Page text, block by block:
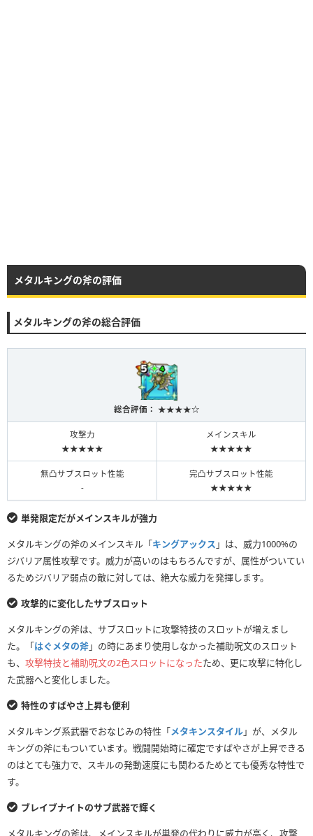
メタルキングの斧の評価
メタルキングの斧の総合評価
総合評価： ★★★★☆
攻撃力
★★★★★
メインスキル
★★★★★
無凸サブスロット性能
-
完凸サブスロット性能
★★★★★
単発限定だがメインスキルが強力
メタルキングの斧のメインスキル「キングアックス 」は、威力1000%の
ジバリア属性攻撃です。威力が高いのはもちろんですが、属性がついてい
るためジバリア弱点の敵に対しては、絶大な威力を発揮します。
攻撃的に変化したサブスロット
メタルキングの斧は、サブスロットに攻撃特技のスロットが増えまし
た。「はぐメタの斧」の時にあまり使用しなかった補助呪文のスロット
も、 攻撃特技と補助呪文の2色スロットになったため、更に攻撃に特化し
た武器へと変化しました。
特性のすばやさ上昇も便利
メタルキング系武器でおなじみの特性「メタキンスタイル」が、メタル
キングの斧にもついています。戦闘開始時に確定ですばやさが上昇できる
のはとても強力で、スキルの発動速度にも関わるためとても優秀な特性で
す。
ブレイブナイトのサブ武器で輝く
メタルキングの斧は、メインスキルが単発の代わりに威力が高く、攻撃